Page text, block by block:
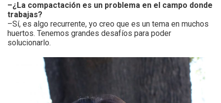
–¿La compactación es un problema en el campo donde
trabajas?
–Sí, es algo recurrente, yo creo que es un tema en muchos
huertos. Tenemos grandes desafíos para poder
solucionarlo.